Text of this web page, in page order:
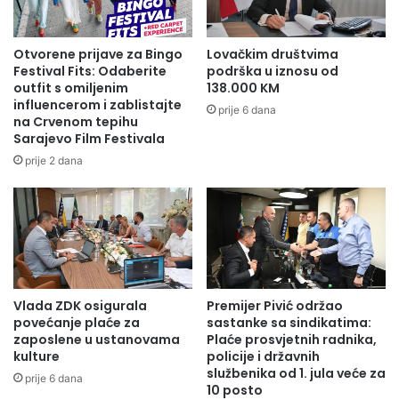
Otvorene prijave za Bingo
Festival Fits: Odaberite
outfit s omiljenim
influencerom i zablistajte
na Crvenom tepihu
Sarajevo Film Festivala
prije 2 dana
Lovačkim društvima
podrška u iznosu od
138.000 KM
prije 6 dana
Vlada ZDK osigurala
povećanje plaće za
zaposlene u ustanovama
kulture
prije 6 dana
Premijer Pivić održao
sastanke sa sindikatima:
Plaće prosvjetnih radnika,
policije i državnih
službenika od 1. jula veće za
10 posto